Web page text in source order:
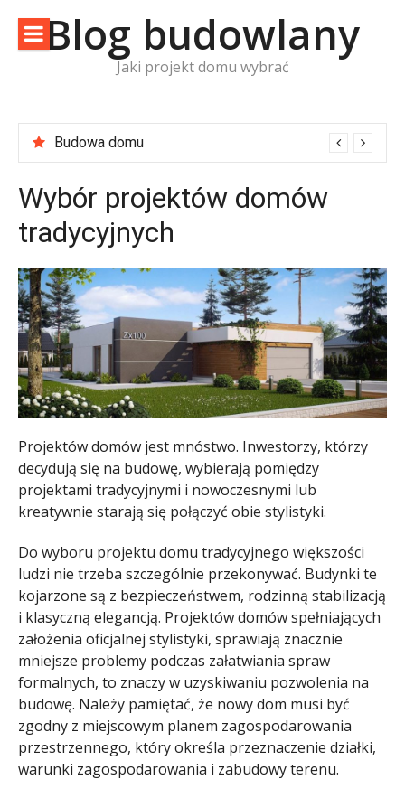
contentBlog budowlany
Jaki projekt domu wybrać
Budowa domu
Wybór projektów domów
tradycyjnych
Projektów domów jest mnóstwo. Inwestorzy, którzy
decydują się na budowę, wybierają pomiędzy
projektami tradycyjnymi i nowoczesnymi lub
kreatywnie starają się połączyć obie stylistyki.
Do wyboru projektu domu tradycyjnego większości
ludzi nie trzeba szczególnie przekonywać. Budynki te
kojarzone są z bezpieczeństwem, rodzinną stabilizacją
i klasyczną elegancją. Projektów domów spełniających
założenia oficjalnej stylistyki, sprawiają znacznie
mniejsze problemy podczas załatwiania spraw
formalnych, to znaczy w uzyskiwaniu pozwolenia na
budowę. Należy pamiętać, że nowy dom musi być
zgodny z miejscowym planem zagospodarowania
przestrzennego, który określa przeznaczenie działki,
warunki zagospodarowania i zabudowy terenu.